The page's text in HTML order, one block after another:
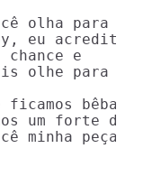
olha para
eu acredito
e
olhe para
um forte de
minha peça